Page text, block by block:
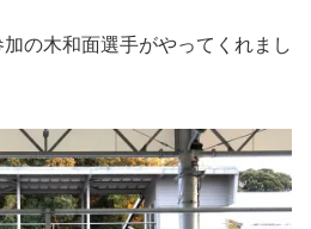
の木和面選手がやってくれまし